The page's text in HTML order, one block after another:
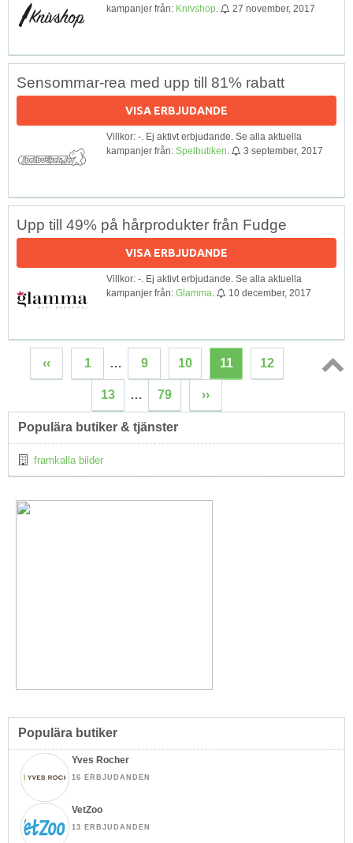
kampanjer från: Knivshop 27 november, 2017
Sensommar-rea med upp till 81% rabatt
VISA ERBJUDANDE
Villkor: -. Ej aktivt erbjudande. Se alla aktuella
kampanjer från: Spelbutiken 3 september, 2017
Upp till 49% på hårprodukter från Fudge
VISA ERBJUDANDE
Villkor: -. Ej aktivt erbjudande. Se alla aktuella
kampanjer från: Glamma 10 december, 2017
‹‹ 1 … 9 10 11 12
13 … 79 ››
Populära butiker & tjänster
framkalla bilder
Populära butiker
Yves Rocher
16 ERBJUDANDEN
VetZoo
13 ERBJUDANDEN